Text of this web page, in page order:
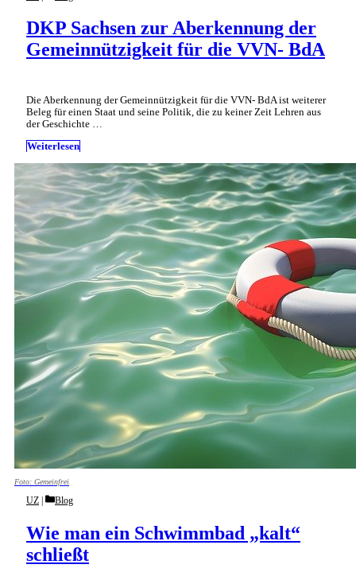
DKP Sachsen zur Aberkennung der
Gemeinnützigkeit für die VVN- BdA
Die Aberkennung der Gemeinnützigkeit für die VVN- BdA ist weiterer
Beleg für einen Staat und seine Politik, die zu keiner Zeit Lehren aus
der Geschichte …
Weiterlesen
Foto: Gemeinfrei
Wie man ein Schwimmbad „kalt“
schließt
UZ Categories
Blog